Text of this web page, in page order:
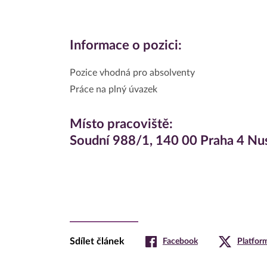
Informace o pozici:
Pozice vhodná pro absolventy
Práce na plný úvazek
Místo pracoviště:
Soudní 988/1, 140 00 Praha 4
Sdílet článek Facebook